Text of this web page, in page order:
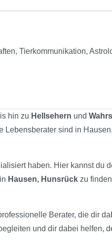
Tierkommunikation,
hin zu Hellsehern und
Lebensberater sind in
haben. Hier kannst du
Hausen, Hunsrück zu
Berater, die dir
und dir dabei helfen,